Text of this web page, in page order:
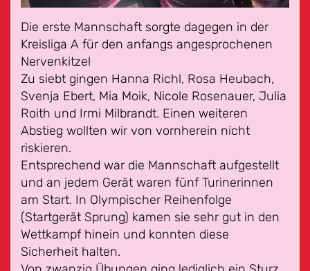
Die erste Mannschaft sorgte dagegen in der
Kreisliga A für den anfangs angesprochenen
Nervenkitzel
Zu siebt gingen Hanna Richl, Rosa Heubach,
Svenja Ebert, Mia Moik, Nicole Rosenauer, Julia
Roith und Irmi Milbrandt. Einen weiteren
Abstieg wollten wir von vornherein nicht
riskieren.
Entsprechend war die Mannschaft aufgestellt
und an jedem Gerät waren fünf Turinerinnen
am Start. In Olympischer Reihenfolge
(Startgerät Sprung) kamen sie sehr gut in den
Wettkampf hinein und konnten diese
Sicherheit halten.